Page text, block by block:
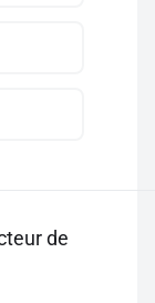
de